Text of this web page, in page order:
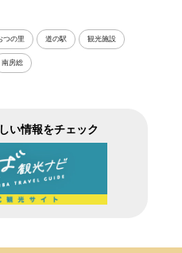
つの里 道の駅 観光施設
南房総
い情報をチェック